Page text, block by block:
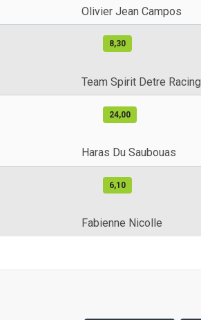
Olivier Jean Campos
8,30
Team Spirit Detre Racing
24,00
Haras Du Saubouas
6,10
Fabienne Nicolle